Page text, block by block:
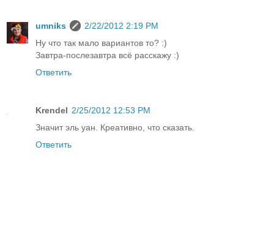
umniks
2/22/2012 2:19 PM
Ну что так мало вариантов то? :)
Завтра-послезавтра всё расскажу :)
Ответить
Krendel 2/25/2012 12:53 PM
Значит эль уан. Креативно, что сказать.
Ответить